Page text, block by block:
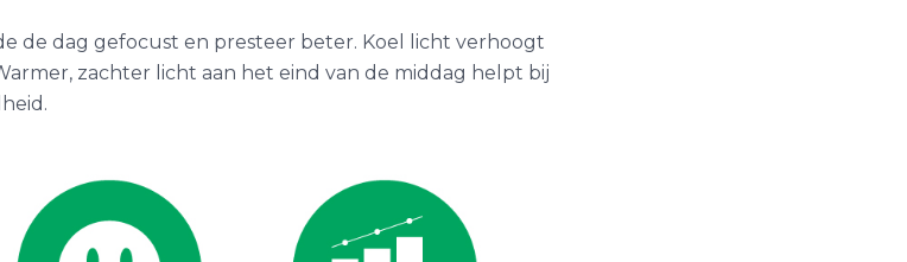
de dag gefocust en presteer beter. Koel licht verhoogt
zachter licht aan het eind van de middag helpt bij